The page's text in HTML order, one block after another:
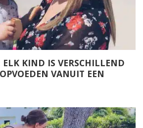
KIND IS VERSCHILLEND
VANUIT EEN